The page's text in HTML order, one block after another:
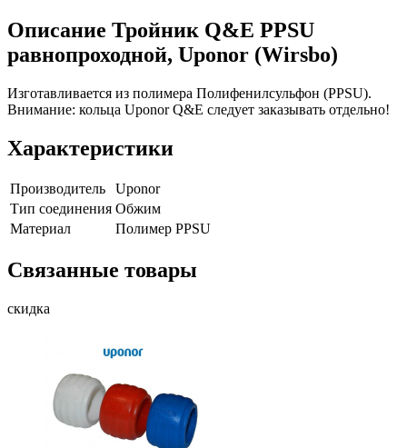
Описание Тройник Q&E PPSU
равнопроходной, Uponor (Wirsbo)
Изготавливается из полимера Полифенилсульфон (PPSU).
Внимание: кольца Uponor Q&E следует заказывать отдельно!
Характеристики
Производитель
Uponor
Тип соединения Обжим
Материал
Полимер PPSU
Связанные товары
скидка